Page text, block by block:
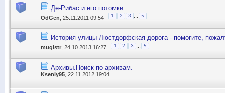
Де-Рибас и его потомки
OdGen , 25.11.2011 09:54 1 2 3 ... 5
История улицы Люстдорфская дорога - помогите,
mugistr , 24.10.2013 16:27 1 2 3 5
Архивы.Поиск по архивам.
Kseniy95 , 22.11.2012 19:04